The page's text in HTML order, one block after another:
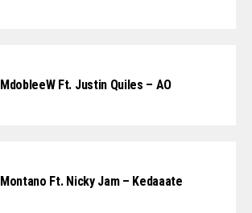
MdobleeW Ft. Justin Quiles – AO
Montano Ft. Nicky Jam – Kedaaate